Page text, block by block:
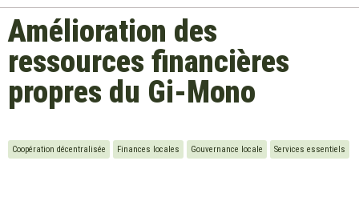
Amélioration des
ressources financières
propres du Gi-Mono
Coopération décentralisée Finances locales Gouvernance locale Services essentiels